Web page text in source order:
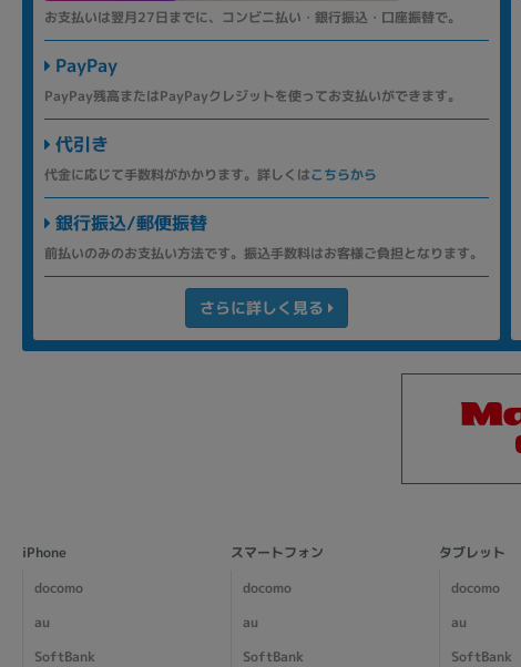
お支払いは翌月27日までに、コンビニ払い・銀行振込・口座振替で。
PayPay
PayPay残高またはPayPayクレジットを使ってお支払いができます。
代引き
代金に応じて手数料がかかります。詳しくはこちらから
銀行振込/郵便振替
前払いのみのお支払い方法です。振込手数料はお客様ご負担となります。
さらに詳しく見る
iPhone
docomo
au
SoftBank
スマートフォン
docomo
au
SoftBank
タブレット
docomo
au
SoftBank